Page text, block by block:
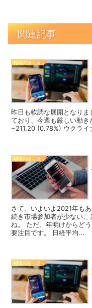
関連記事
相場の振り返り
昨日も軟調な展開となり
ており、今週も厳しい動
−211.20 (0.78%) ウクライ
相場の振り返り
さて、いよいよ2021年も
続き市場参加者が少ない
ね。 ただ、年明けからど
要注目です。 日経平均...
相場の振り返り